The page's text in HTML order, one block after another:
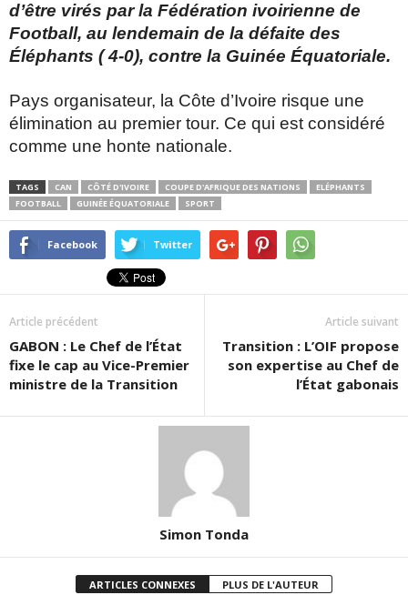
d’être virés par la Fédération ivoirienne de
Football, au lendemain de la défaite des
Éléphants ( 4-0), contre la Guinée Équatoriale.
Pays organisateur, la Côte d’Ivoire risque une
élimination au premier tour. Ce qui est considéré
comme une honte nationale.
TAGS CAN CÔTÉ D'IVOIRE COUPE D'AFRIQUE DES NATIONS
ELÉPHANTS
FOOTBALL
GUINÉE ÉQUATORIALE SPORT
Facebook Twitter
Article précédent
GABON : Le Chef de l’État
fixe le cap au Vice-Premier
ministre de la Transition
Article suivant
Transition : L’OIF propose
son expertise au Chef de
l’État gabonais
Simon Tonda
ARTICLES CONNEXES PLUS DE L'AUTEUR